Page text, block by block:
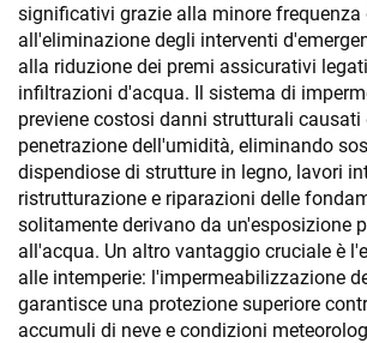
significativi grazie alla minore frequenza
all'eliminazione degli interventi
alla riduzione dei premi assicurativi
infiltrazioni d'acqua. Il sistema di
previene costosi danni strutturali causati
penetrazione dell'umidità, eliminando
dispendiose di strutture in legno, lavori
ristrutturazione e riparazioni delle
solitamente derivano da un'esposizione
all'acqua. Un altro vantaggio cruciale è
alle intemperie: l'impermeabilizzazione
garantisce una protezione superiore
accumuli di neve e condizioni